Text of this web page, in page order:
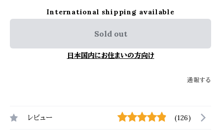
International shipping available
Sold out
日本国内にお住まいの方向け
通報する
レビュー (126)